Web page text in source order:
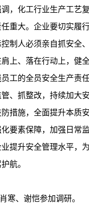
，化工行业生产工艺
重大。企业要切实履
制人必须亲自抓安全
上、落在行动上，健
工的全员安全生产责
、抓整改，持续加大
措施，全面提升本质
要素保障，加强日常
提升安全管理水平，
航。
、谢恺参加调研。